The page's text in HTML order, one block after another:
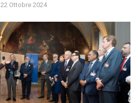
22 Ottobre 2024